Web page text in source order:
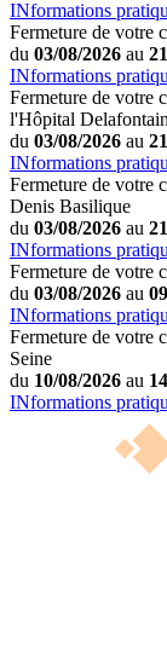
INformations
Fermeture de votre
du 03/08/2026 au
INformations
Fermeture de votre
l'Hôpital
du 03/08/2026 au
INformations
Fermeture de votre
Denis Basilique
du 03/08/2026 au
INformations
Fermeture de votre
du 03/08/2026 au
INformations
Fermeture de votre
Seine
du 10/08/2026 au
INformations